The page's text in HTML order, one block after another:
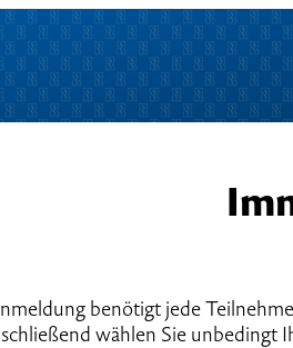
benötigt jede
wählen Sie unbedingt